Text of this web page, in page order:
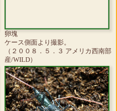
卵塊
ケース側面より撮影。
（２００８．５．３ アメリカ西南部
産/WILD）